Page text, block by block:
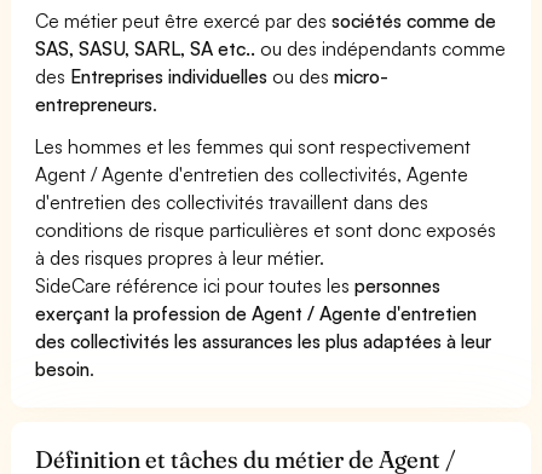
Ce métier peut être exercé par dessociétés comme de
SAS, SASU, SARL, SA etc.. ou des indépendants comme
des Entreprises individuelles ou desmicro-
entrepreneurs.
Les hommes et les femmes qui sont respectivement
Agent / Agente d'entretien des collectivités, Agente
d'entretien des collectivités travaillent dans des
conditions de risque particulières et sont donc exposés
à des risques propres à leur métier.
SideCare référence ici pour toutes lespersonnes
exerçant la profession de Agent / Agente d'entretien
des collectivités les assurances les plus adaptées à leur
besoin.
Définition et tâches du métier de Agent /